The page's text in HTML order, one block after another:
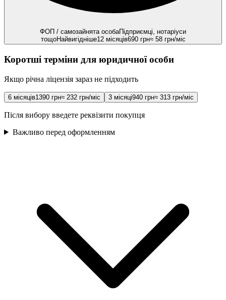
ФОП / самозайнята особаПідприємці, нотаріуси
тощоНайвигідніше12 місяців690грн≈ 58грн/міс
Коротші терміни для юридичної особи
Якщо річна ліцензія зараз не підходить
6 місяців1390 грн≈ 232 грн/міс 3 місяці940 грн≈ 313 грн/міс
Після вибору введете реквізити покупця
Важливо перед оформленням